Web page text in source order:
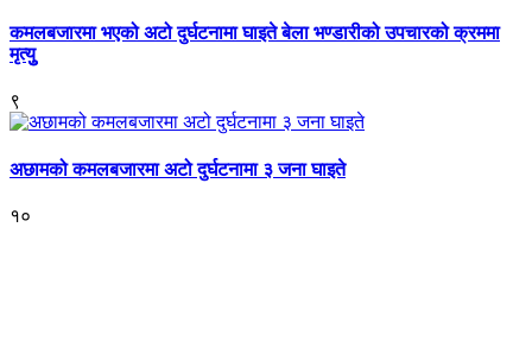
कमलबजारमा भएको अटो दुर्घटनामा घाइते बेला भण्डारीको उपचारको क्रममा
मृत्युु
९
अछामको कमलबजारमा अटो दुर्घटनामा ३ जना घाइते
१०